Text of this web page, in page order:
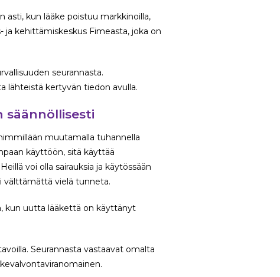
asti, kun lääke poistuu markkinoilla,
ja kehittämiskeskus Fimeasta, joka on
seurannasta.
lähteistä kertyvän tiedon avulla.
säännöllisesti
muutamalla tuhannella
käyttöön, sitä käyttää
voi olla sairauksia ja käytössään
välttämättä vielä tunneta.
kun uutta lääkettä on käyttänyt
Seurannasta vastaavat omalta